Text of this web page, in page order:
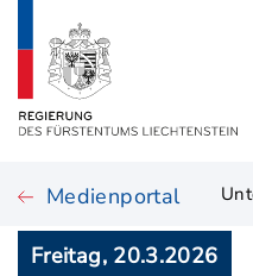
Medienportal
Freitag, 20.3.2026